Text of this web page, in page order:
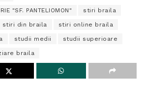
"SF. PANTELIOMON" stiri braila
stiri din braila stiri online braila
studii medii studii superioare
braila